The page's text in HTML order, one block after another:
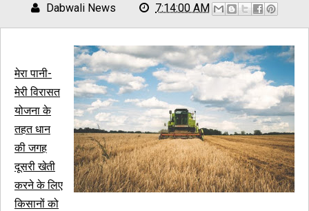
Dabwali News 7:14:00 AM
मेरा पानी-
मेरी विरासत
योजना के
तहत धान
की जगह
दूसरी खेती
करने के लिए
किसानों को